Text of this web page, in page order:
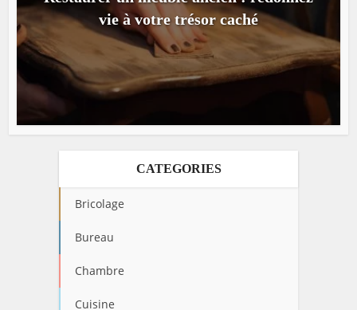
vie à votre trésor caché
CATEGORIES
Bricolage
Bureau
Chambre
Cuisine